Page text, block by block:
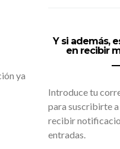
ya
Y si además,
en recibir
Introduce tu
para suscribirte
recibir
entradas.